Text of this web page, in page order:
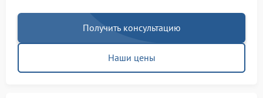
Получить консультацию
Наши цены